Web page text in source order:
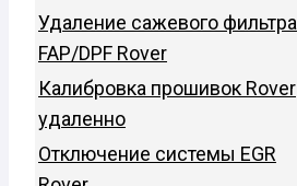
Удаление сажевого фильтра
FAP/DPF Rover
Калибровка прошивок Rover
удаленно
Отключение системы EGR